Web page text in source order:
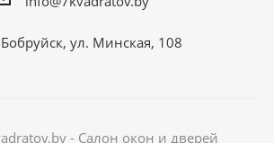
Бобруйск, ул. Минская, 108
- Салон окон и дверей